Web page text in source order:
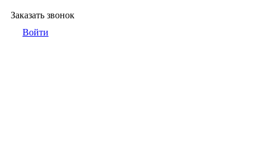
Заказать звонок
Войти